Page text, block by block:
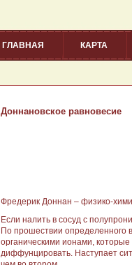
ГЛАВНАЯ КАРТА
Доннановское равновесие
Фредерик Доннан – физико-
Если налить в сосуд с
По прошествии определенного
органическими ионами,
диффунцировать. Наступает